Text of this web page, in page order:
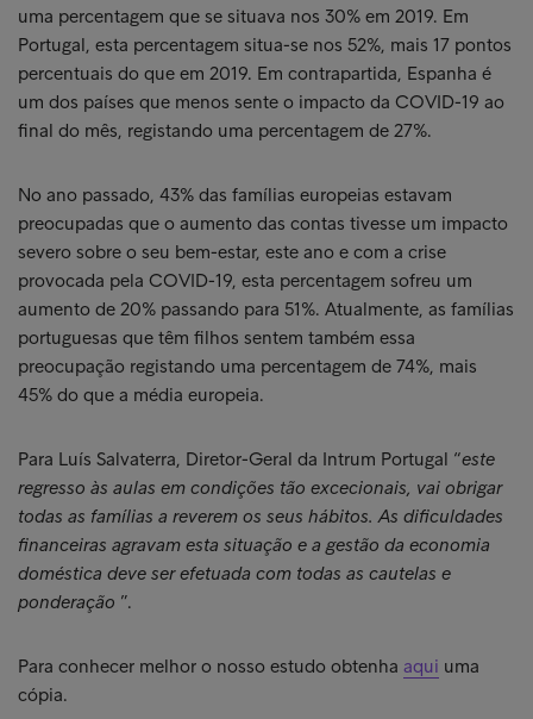
uma percentagem que se situava nos 30% em 2019. Em
Portugal, esta percentagem situa-se nos 52%, mais 17 pontos
percentuais do que em 2019. Em contrapartida, Espanha é
um dos países que menos sente o impacto da COVID-19 ao
final do mês, registando uma percentagem de 27%.
No ano passado, 43% das famílias europeias estavam
preocupadas que o aumento das contas tivesse um impacto
severo sobre o seu bem-estar, este ano e com a crise
provocada pela COVID-19, esta percentagem sofreu um
aumento de 20% passando para 51%. Atualmente, as famílias
portuguesas que têm filhos sentem também essa
preocupação registando uma percentagem de 74%, mais
45% do que a média europeia.
Para Luís Salvaterra, Diretor-Geral da Intrum Portugal “este
regresso às aulas em condições tão excecionais, vai obrigar
todas as famílias a reverem os seus hábitos. As dificuldades
financeiras agravam esta situação e a gestão da economia
doméstica deve ser efetuada com todas as cautelas e
ponderação ”.
Para conhecer melhor o nosso estudo obtenha aqui uma
cópia.